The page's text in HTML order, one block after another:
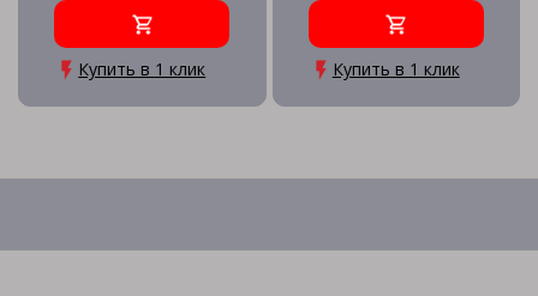
Купить в 1 клик Купить в 1 клик